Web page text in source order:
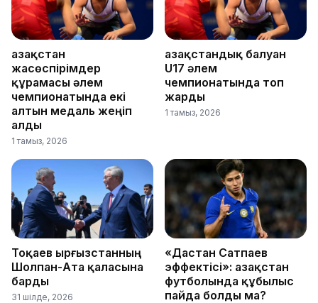
Қазақстан
жасөспірімдер
құрамасы әлем
чемпионатында екі
алтын медаль жеңіп
алды
1 тамыз, 2026
Қазақстандық балуан
U17 әлем
чемпионатында топ
жарды
1 тамыз, 2026
Тоқаев Қырғызстанның
Шолпан-Ата қаласына
барды
31 шілде, 2026
«Дастан Сатпаев
эффектісі»: Қазақстан
футболында құбылыс
пайда болды ма?